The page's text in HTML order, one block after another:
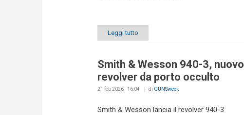
Leggi tutto
Smith & Wesson 940-3, nuovo
revolver da porto occulto
21 feb 2026 - 16:04 di GUNSweek
Smith & Wesson lancia il revolver 940-3